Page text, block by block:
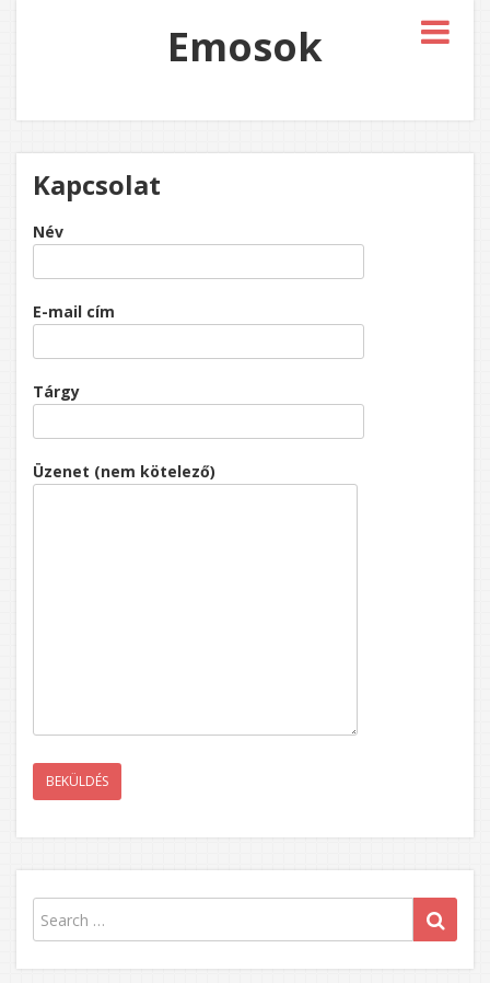
Emosok
Kapcsolat
Név
E-mail cím
Tárgy
Üzenet (nem kötelező)